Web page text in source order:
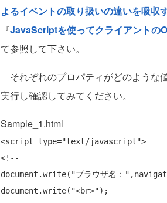
よるイベントの取り扱いの違いを吸収
『JavaScriptを使ってクライアントの
て参照して下さい。
それぞれのプロパティがどのような
実行し確認してみてください。
Sample_1.html
<script type="text/javascript">
<!--
document.write( "ブラウザ名："
document.write( "<br>");